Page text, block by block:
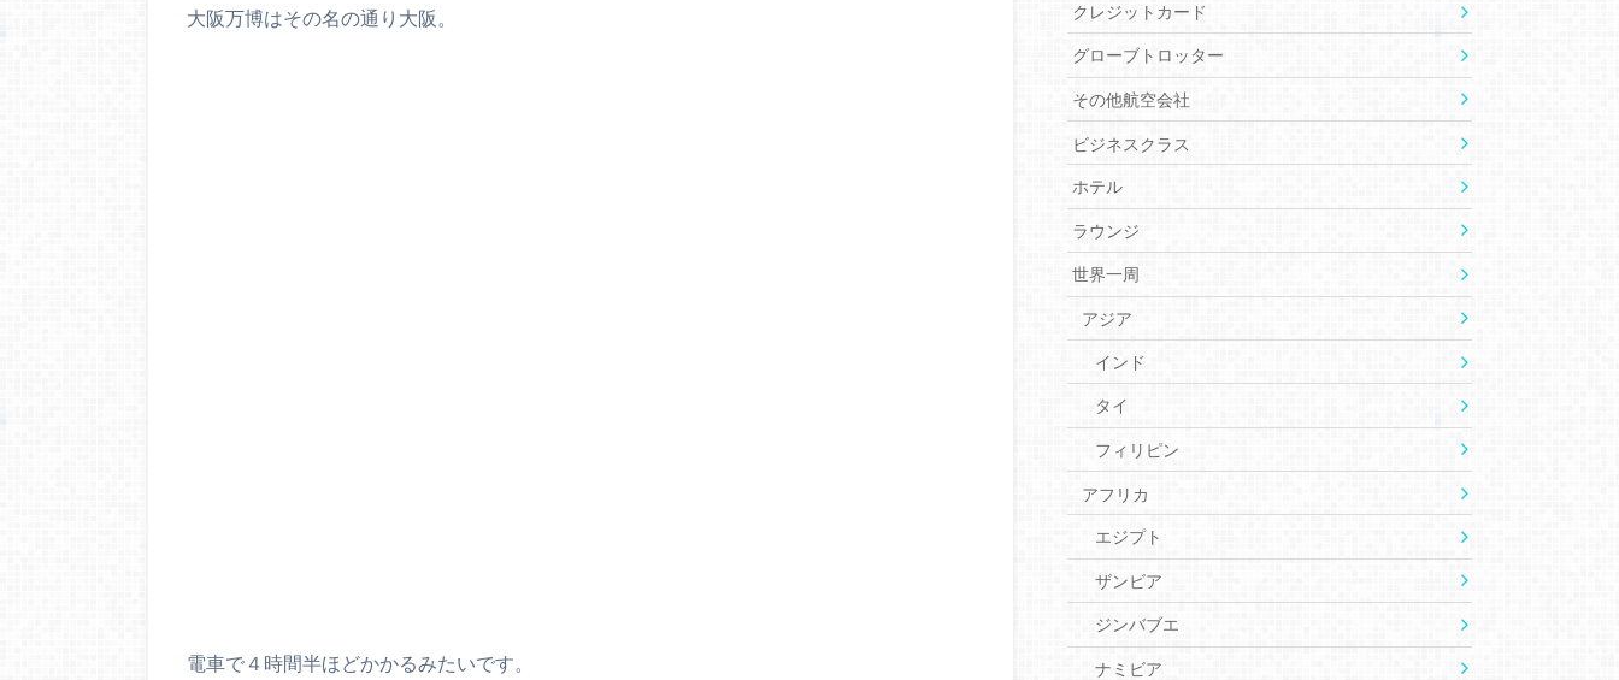
大阪万博はその名の通り大阪。
電車で４時間半ほどかかるみたいです。
クレジットカード
グローブトロッター
その他航空会社
ビジネスクラス
ホテル
ラウンジ
世界一周
アジア
インド
タイ
フィリピン
アフリカ
エジプト
ザンビア
ジンバブエ
ナミビア